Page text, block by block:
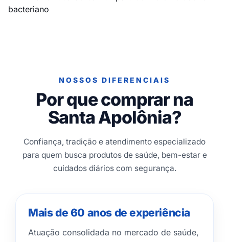
bacteriano
NOSSOS DIFERENCIAIS
Por que comprar na
Santa Apolônia?
Confiança, tradição e atendimento especializado
para quem busca produtos de saúde, bem-estar e
cuidados diários com segurança.
Mais de 60 anos de experiência
Atuação consolidada no mercado de saúde,